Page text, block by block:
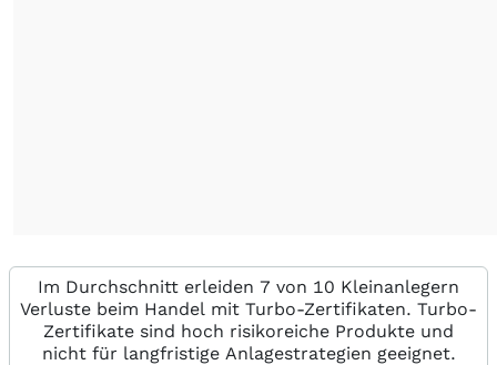
Im Durchschnitt erleiden 7 von 10 Kleinanlegern
Verluste beim Handel mit Turbo-Zertifikaten. Turbo-
Zertifikate sind hoch risikoreiche Produkte und
nicht für langfristige Anlagestrategien geeignet.